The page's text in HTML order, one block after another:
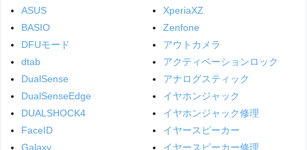
ASUS
BASIO
DFUモード
dtab
DualSense
DualSenseEdge
DUALSHOCK4
FaceID
Galaxy
XperiaXZ
Zenfone
アウトカメラ
アクティベーションロック
アナログスティック
イヤホンジャック
イヤホンジャック修理
イヤースピーカー
イヤースピーカー修理